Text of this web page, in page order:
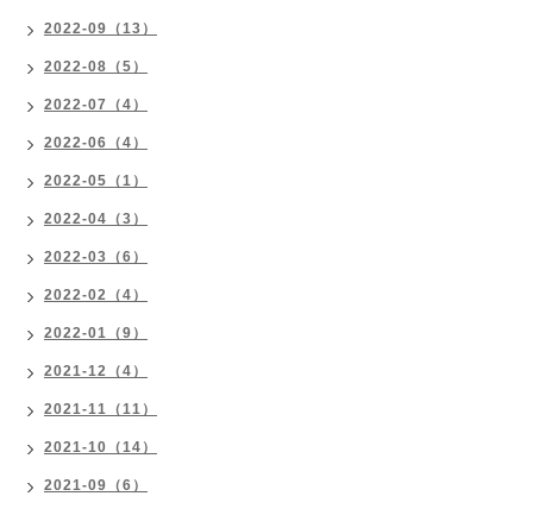
2022-09（13）
2022-08（5）
2022-07（4）
2022-06（4）
2022-05（1）
2022-04（3）
2022-03（6）
2022-02（4）
2022-01（9）
2021-12（4）
2021-11（11）
2021-10（14）
2021-09（6）